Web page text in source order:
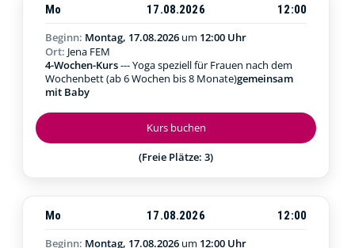
Kurs buchen
(Freie Plätze: 3)
Mo 17.08.2026
12:00
Beginn: Montag, 17.08.2026 um 12:00 Uhr
Ort: Jena FEM
4-Wochen-Kurs--- Yoga speziell für Frauen nach dem
Wochenbett (ab 6 Wochen bis 8 Monate)gemeinsam
mit Baby
Mo 17.08.2026
12:00
Beginn: Montag, 17.08.2026 um 12:00 Uhr